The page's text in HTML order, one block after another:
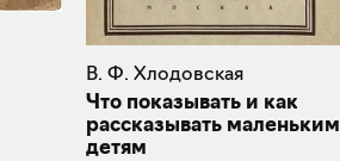
В. Ф. Хлодовская
Что показывать и как
рассказывать маленьким
детям